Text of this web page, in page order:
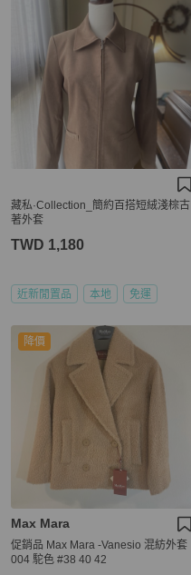
藏私·Collection_簡約百搭短絨淺棕古
著外套
TWD 1,180
近新閒置品 本地 免運
降價
Max Mara
促銷品 Max Mara -Vanesio 混紡外套
004 駝色 #38 40 42